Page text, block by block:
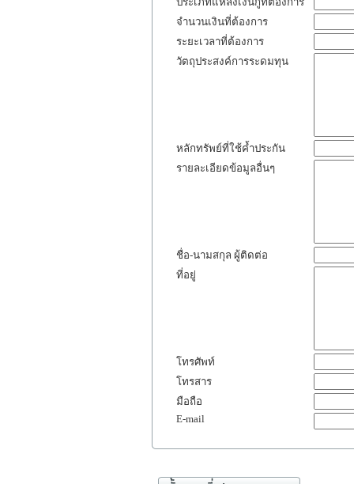
จำนวนเงินที่ต้องการ
ระยะเวลาที่ต้องการ
วัตถุประสงค์การระดมทุน
หลักทรัพย์ที่ใช้ค้ำประกัน
รายละเอียดข้อมูลอื่นๆ
ชื่อ-นามสกุล ผู้ติดต่อ
ที่อยู่
โทรศัพท์
โทรสาร
มือถือ
E-mail